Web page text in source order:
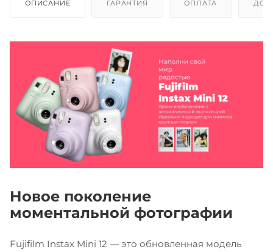
ОПИСАНИЕ ГАРАНТИЯ ОПЛАТА
Новое поколение
моментальной фотографии
Fujifilm Instax Mini 12 — это обновленная модель